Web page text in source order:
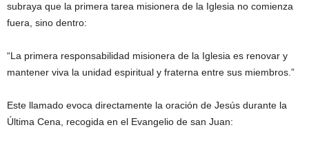
subraya que la primera tarea misionera de la Iglesia no comienza
fuera, sino dentro:
“La primera responsabilidad misionera de la Iglesia es renovar y
mantener viva la unidad espiritual y fraterna entre sus miembros.”
Este llamado evoca directamente la oración de Jesús durante la
Última Cena, recogida en el Evangelio de san Juan: